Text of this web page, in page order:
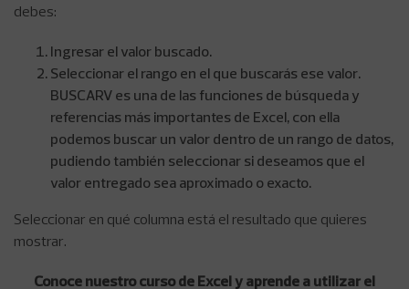
debes:
Ingresar el valor buscado.
Seleccionar el rango en el que buscarás ese valor.
BUSCARV es una de las funciones de búsqueda y
referencias más importantes de Excel, con ella
podemos buscar un valor dentro de un rango de datos,
pudiendo también seleccionar si deseamos que el
valor entregado sea aproximado o exacto.
Seleccionar en qué columna está el resultado que quieres
mostrar.
Conoce nuestro curso de Excel y aprende a utilizar el